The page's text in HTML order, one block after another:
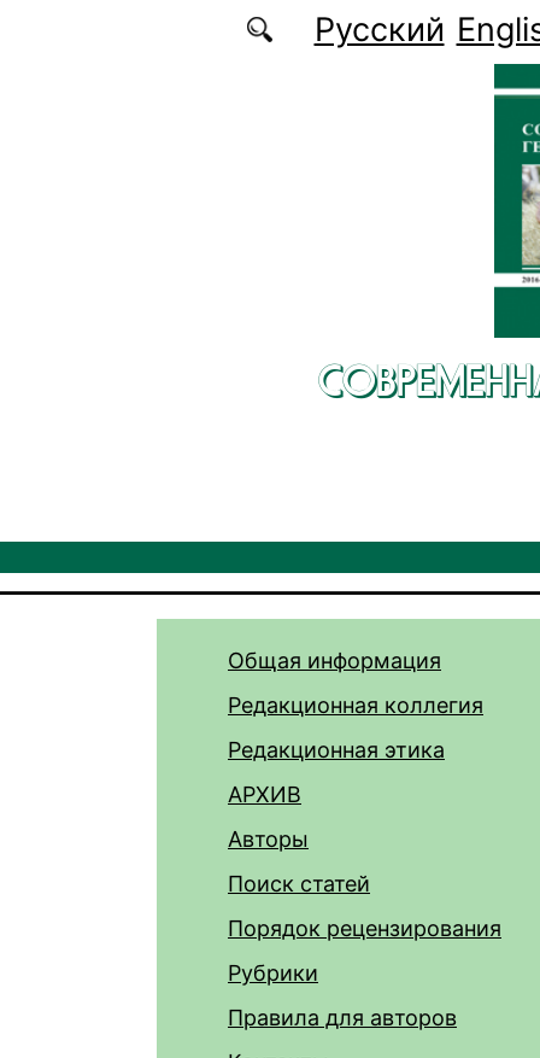
Перейти к основному содержаниюРусский
Общая информация
Редакционная коллегия
Редакционная этика
АРХИВ
Авторы
Поиск статей
Порядок рецензирования
Рубрики
Правила для авторов